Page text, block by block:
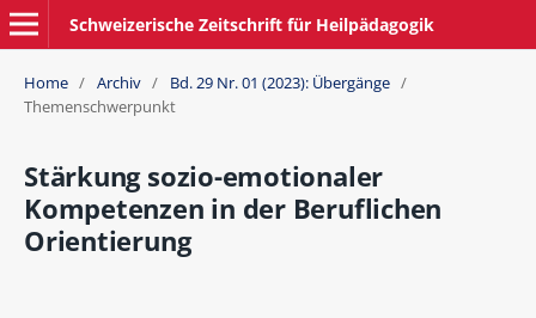
Schweizerische Zeitschrift für Heilpädagogik
Home / Archiv / Bd. 29 Nr. 01 (2023): Übergänge /
Themenschwerpunkt
Stärkung sozio-emotionaler
Kompetenzen in der Beruflichen
Orientierung